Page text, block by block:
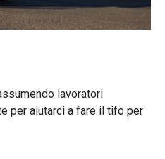
lavoratori
per aiutarci a fare il tifo per